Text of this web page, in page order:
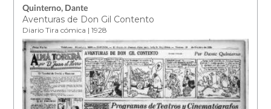
Quinterno, Dante
Aventuras de Don Gil Contento
Diario Tira cómica | 1928